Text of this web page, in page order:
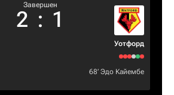
Завершен
2 : 1
Уотфорд
68‎’‎ Эдо Кайембе